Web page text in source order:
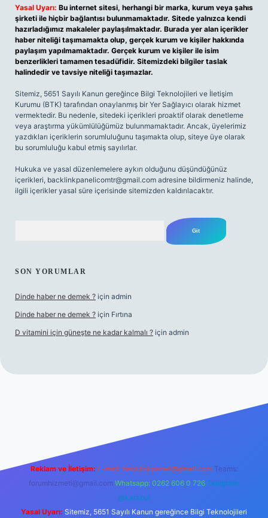
Yasal Uyarı: Bu internet sitesi, herhangi bir marka, kurum veya şahıs
şirketi ile hiçbir bağlantısı bulunmamaktadır. Sitede yalnızca kendi
hazırladığımız makaleler paylaşılmaktadır. Burada yer alan içerikler
haber niteliği taşımamakta olup, gerçek kurum ve kişiler hakkında
paylaşım yapılmamaktadır. Gerçek kurum ve kişiler ile isim
benzerlikleri tamamen tesadüfidir. Sitemizdeki bilgiler taslak
halindedir ve tavsiye niteliği taşımazlar.
Sitemiz, 5651 Sayılı Kanun gereğince Bilgi Teknolojileri ve İletişim
Kurumu (BTK) tarafından onaylanmış bir Yer Sağlayıcı olarak hizmet
vermektedir. Bu nedenle, sitedeki içerikleri proaktif olarak denetleme
veya araştırma yükümlülüğümüz bulunmamaktadır. Ancak, üyelerimiz
yazdıkları içeriklerin sorumluluğunu taşımakta olup, siteye üye olarak
bu sorumluluğu kabul etmiş sayılırlar.
Hukuka ve yasal düzenlemelere aykırı olduğunu düşündüğünüz
içerikleri, backlinkpanelicomtr@gmail.com adresine bildirmeniz halinde,
ilgili içerikler yasal süre içerisinde sitemizden kaldırılacaktır.
SON YORUMLAR
Dinde haber ne demek ? için admin
Dinde haber ne demek ? için Fırtına
D vitamini için güneşte ne kadar kalmalı ? için admin
Reklam ve İletişim: E-mail: backlinkpaneli@gmail.com Teams:
forumhizmeti@gmail.com Whatsapp: 0262 606 0 726 Telegram:
@karabul
Yasal Uyarı: Sitemiz, 5651 Sayılı Kanun gereğince Bilgi Teknolojileri